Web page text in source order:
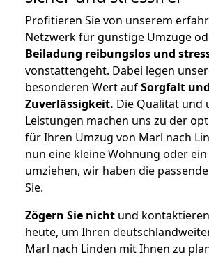
Profitieren Sie von unserem
Netzwerk für günstige Umzüge
Beiladung reibungslos und
vonstattengeht. Dabei legen
besonderen Wert aufSorgfalt und
Zuverlässigkeit. Die Qualität und
Leistungen machen uns zu der
für Ihren Umzug von Marl nach
nun eine kleine Wohnung oder
umziehen, wir haben die
Sie.
Zögern Sie nicht und
heute, um Ihren
Marl nach Linden mit Ihnen zu